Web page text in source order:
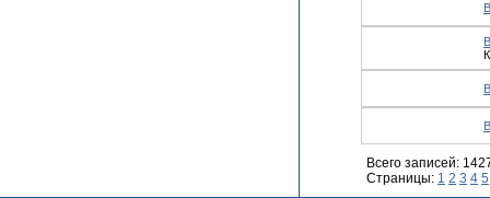
Всего записей:
Страницы: 1 2 3 4 5